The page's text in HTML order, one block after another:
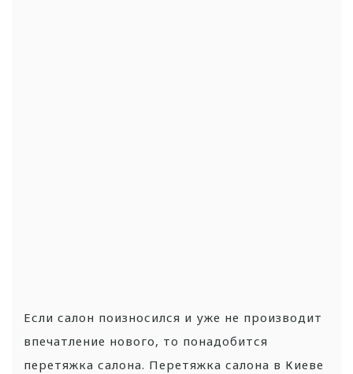
Если салон поизносился и уже не производит
впечатление нового, то понадобится
перетяжка салона. Перетяжка салона в Киеве